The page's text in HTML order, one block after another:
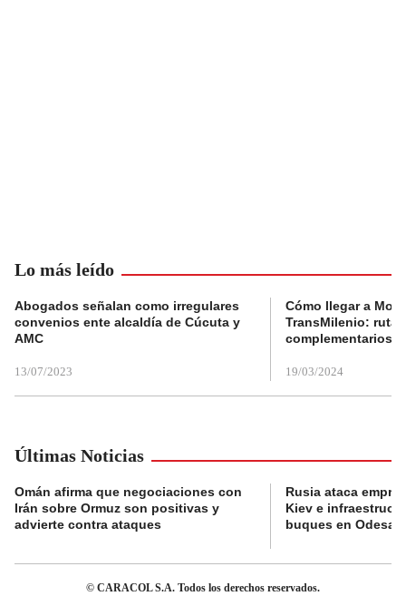
Lo más leído
Abogados señalan como irregulares
convenios ente alcaldía de Cúcuta y
AMC
13/07/2023
Cómo llegar a
TransMilenio:
complementarios
19/03/2024
Últimas Noticias
Omán afirma que negociaciones con
Irán sobre Ormuz son positivas y
advierte contra ataques
Rusia ataca
Kiev e
buques en Odesa
© CARACOL S.A. Todos los derechos reservados.